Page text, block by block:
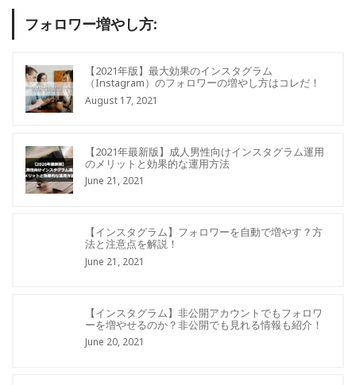
フォロワー増やし方:
【2021年版】最大効果のインスタグラム
（Instagram）のフォロワーの増やし方はコレだ！
August 17, 2021
【2021年最新版】成人男性向けインスタグラム運用
のメリットと効果的な運用方法
June 21, 2021
【インスタグラム】フォロワーを自動で増やす？方
法と注意点を解説！
June 21, 2021
【インスタグラム】非公開アカウントでもフォロワ
ーを増やせるのか？非公開でも見れる情報も紹介！
June 20, 2021